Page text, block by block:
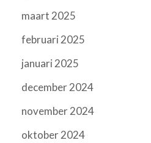
maart 2025
februari 2025
januari 2025
december 2024
november 2024
oktober 2024